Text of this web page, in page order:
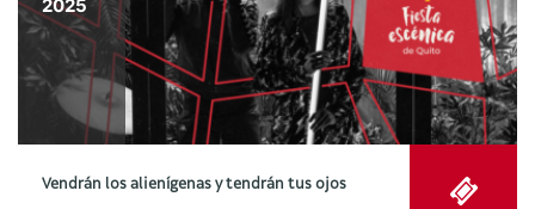
2025
Vendrán los alienígenas y tendrán tus ojos